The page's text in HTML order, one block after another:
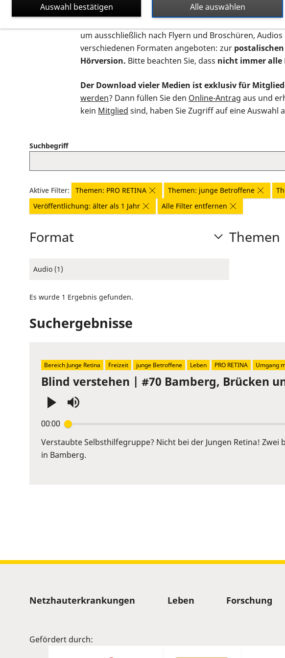
Auf dieser Seite finden Sie sämtliches Infomaterial
um ausschließlich nach Flyern und Broschüren,
verschiedenen Formaten angeboten: zur
Hörversion. Bitte beachten Sie, dass nicht immer alle
Der Download vieler Medien ist exklusiv für
werden? Dann füllen Sie den Online-Antrag aus und
kein Mitglied sind, haben Sie Zugriff auf eine Auswahl
Suchbegriff
Aktive Filter: Themen: PRO RETINA Themen: junge Betroffene
Veröffentlichung: älter als 1 Jahr
Alle Filter entfernen
Format
Audio (1)
Themen
Es wurde 1 Ergebnis gefunden.
Suchergebnisse
Blind verstehen | #70 Bamberg, Brücken
00:00
Enter
or
Space
Verstaubte Selbsthilfegruppe? Nicht bei der Jungen Retina!
in Bamberg.
Bereich Junge Retina Freizeit junge Betroffene Leben PRO RETINA Umgang
Sitemap
Netzhauterkrankungen Leben Forschung
Gefördert durch:
Alle auswählen
Auswahl bestätigen